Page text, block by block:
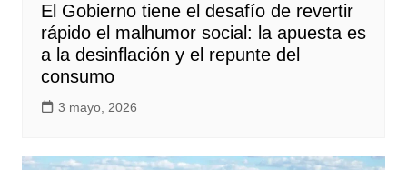
El Gobierno tiene el desafío de revertir
rápido el malhumor social: la apuesta es
a la desinflación y el repunte del
consumo
3 mayo, 2026